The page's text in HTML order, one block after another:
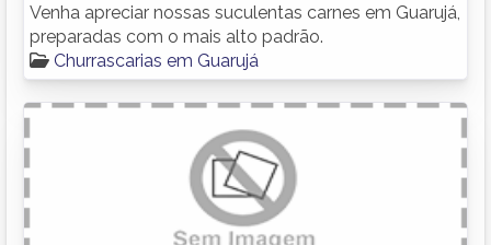
Venha apreciar nossas suculentas carnes em Guarujá,
preparadas com o mais alto padrão.
Churrascarias em Guarujá